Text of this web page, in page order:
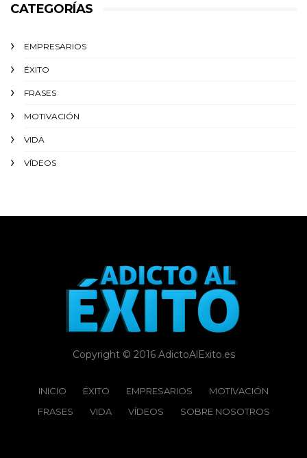
CATEGORÍAS
EMPRESARIOS
ÉXITO‬
FRASES
MOTIVACIÓN
VIDA
VÍDEOS
Copyright © 2016 AdictoAlExito.es
INICIO ÉXITO‬ EMPRESARIOS
MOTIVACIÓN
FRASES
VIDA VÍDEOS SOBRE NOSOTROS